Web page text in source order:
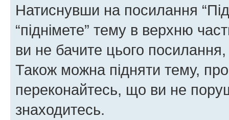
Натиснувши на посилання
“піднімете” тему в верхню
ви не бачите цього
Також можна підняти тему,
переконайтесь, що ви не
знаходитесь.